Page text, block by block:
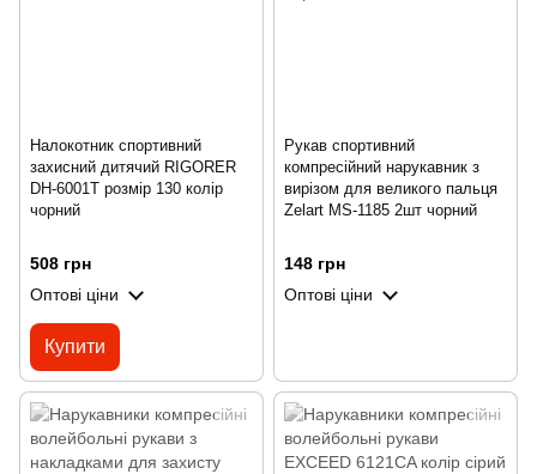
Налокотник спортивний
захисний дитячий RIGORER
DH-6001T розмір 130 колір
чорний
508 грн
Оптові ціни
Купити
Рукав спортивний
компресійний нарукавник з
вирізом для великого пальця
Zelart MS-1185 2шт чорний
148 грн
Оптові ціни